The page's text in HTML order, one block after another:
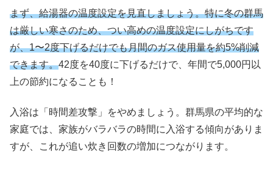
まず、給湯器の温度設定を見直しましょう。特に冬の群馬
は厳しい寒さのため、つい高めの温度設定にしがちです
が、1〜2度下げるだけでも月間のガス使用量を約5%削減
できます。42度を40度に下げるだけで、年間で5,000円以
上の節約になることも！
入浴は「時間差攻撃」をやめましょう。群馬県の平均的な
家庭では、家族がバラバラの時間に入浴する傾向がありま
すが、これが追い炊き回数の増加につながります。